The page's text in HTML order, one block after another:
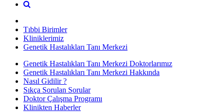
Tıbbi Birimler
Kliniklerimiz
Genetik Hastalıkları Tanı Merkezi
Genetik Hastalıkları Tanı Merkezi Doktorlarımız
Genetik Hastalıkları Tanı Merkezi Hakkında
Nasıl Gidilir ?
Sıkça Sorulan Sorular
Doktor Çalışma Programı
Klinikten Haberler